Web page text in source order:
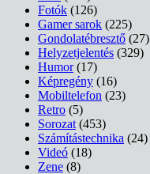
Fotók (126)
Gamer sarok (225)
Gondolatébresztő (27)
Helyzetjelentés (329)
Humor(17)
Képregény (16)
Mobiltelefon (23)
Retro (5)
Sorozat (453)
Számítástechnika (24)
Videó (18)
Zene (8)